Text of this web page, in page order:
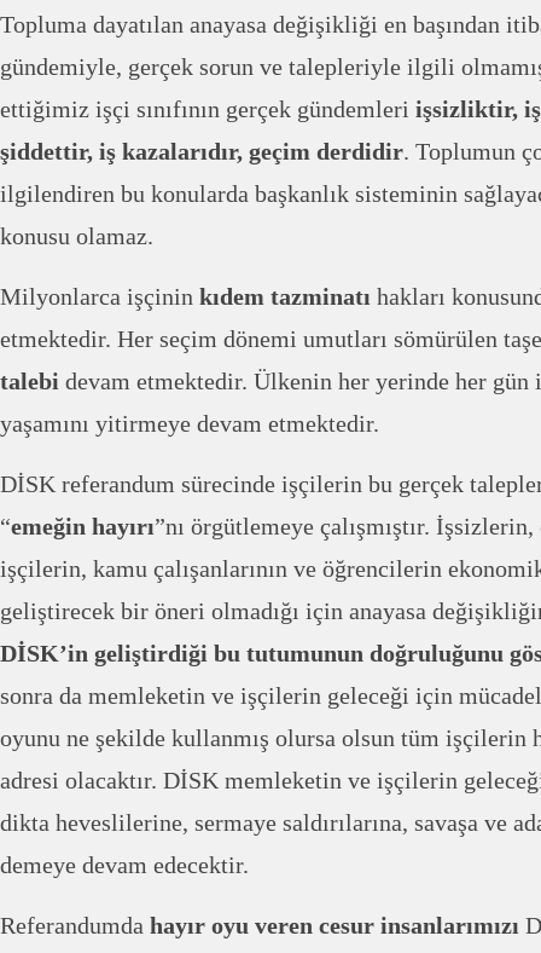
Topluma dayatılan anayasa değişikliği en başından
gündemiyle, gerçek sorun ve talepleriyle ilgili
ettiğimiz işçi sınıfının gerçek gündemleri işsizliktir,
şiddettir, iş kazalarıdır, geçim derdidir. Toplumun
ilgilendiren bu konularda başkanlık sisteminin
konusu olamaz.
Milyonlarca işçinin kıdem tazminatı hakları
etmektedir. Her seçim dönemi umutları sömürülen
talebi devam etmektedir. Ülkenin her yerinde her
yaşamını yitirmeye devam etmektedir.
DİSK referandum sürecinde işçilerin bu gerçek
“emeğin hayırı”nı örgütlemeye çalışmıştır.
işçilerin, kamu çalışanlarının ve öğrencilerin
geliştirecek bir öneri olmadığı için anayasa
DİSK’in geliştirdiği bu tutumunun doğruluğunu
sonra da memleketin ve işçilerin geleceği için
oyunu ne şekilde kullanmış olursa olsun tüm işçilerin
adresi olacaktır. DİSK memleketin ve işçilerin
dikta heveslilerine, sermaye saldırılarına, savaşa ve
demeye devam edecektir.
Referandumda hayır oyu veren cesur insanlarımızı